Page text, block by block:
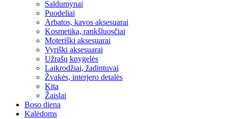
Saldumynai
Puodeliai
Arbatos, kavos aksesuarai
Kosmetika, rankšluosčiai
Moteriški aksesuarai
Vyriški aksesuarai
Užrašų knygelės
Laikrodžiai, žadintuvai
Žvakės, interjero detalės
Kita
Žaislai
Boso diena
Kalėdoms